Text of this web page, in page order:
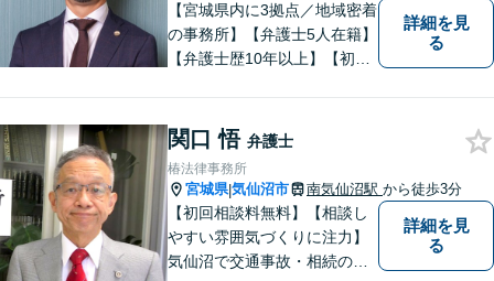
【宮城県内に3拠点／地域密着
の事務所】【弁護士5人在籍】
【弁護士歴10年以上】【初回
いう方も、まずはお電話くだ
さい。個人や企業のあらゆる
トラブルに対応【青葉通一番
町駅1分】
詳細を見
る
関口 悟 弁護士
椿法律事務所
宮城県|気仙沼市 南気仙沼駅 から徒歩3分
【初回相談料無料】【相談し
やすい雰囲気づくりに注力】
気仙沼で交通事故・相続のこ
詳細を見
る